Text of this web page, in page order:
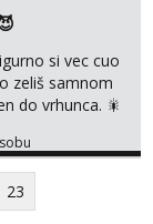
si vec cuo
zeliš samnom
do vrhunca. 🎇
ONLINE I
23